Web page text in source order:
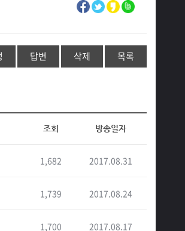
답변 삭제 목록
조회 방송일자
1,682 2017.08.31
1,739 2017.08.24
1,700 2017.08.17